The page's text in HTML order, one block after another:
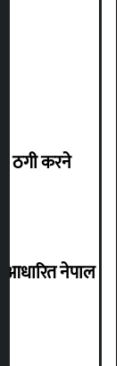
ठगी करने
आधारित नेपाल